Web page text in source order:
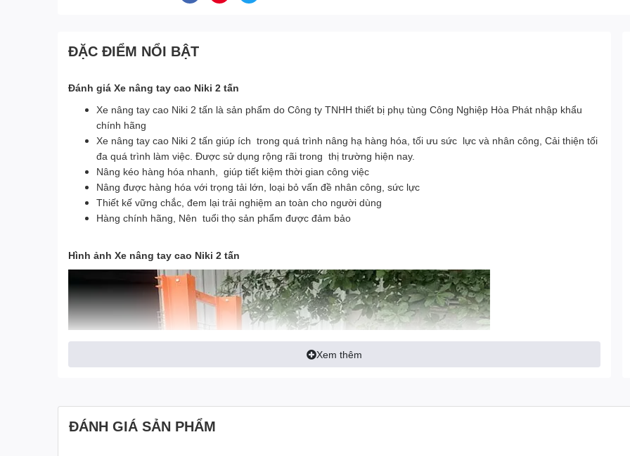
ĐẶC ĐIỂM NỔI BẬT
Đánh giá Xe nâng tay cao Niki 2 tấn
Xe nâng tay cao Niki 2 tấn là sản phẩm do Công ty TNHH thiết bị phụ tùng Công Nghiệp Hòa Phát nhập khẩu
chính hãng
Xe nâng tay cao Niki 2 tấn giúp ích trong quá trình nâng hạ hàng hóa, tối ưu sức lực và nhân công, Cải thiện tối
đa quá trình làm việc. Được sử dụng rộng rãi trong thị trường hiện nay.
Nâng kéo hàng hóa nhanh, giúp tiết kiệm thời gian công việc
Nâng được hàng hóa với trọng tải lớn, loại bỏ vấn đề nhân công, sức lực
Thiết kế vững chắc, đem lại trải nghiệm an toàn cho người dùng
Hàng chính hãng, Nên tuổi thọ sản phẩm được đảm bảo
Hình ảnh Xe nâng tay cao Niki 2 tấn
Xem thêm
ĐÁNH GIÁ SẢN PHẨM